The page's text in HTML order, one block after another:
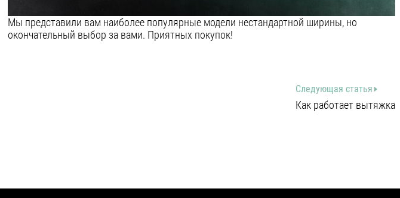
Мы представили вам наиболее популярные модели нестандартной ширины, но
окончательный выбор за вами. Приятных покупок!
Следующая статья
Как работает вытяжка